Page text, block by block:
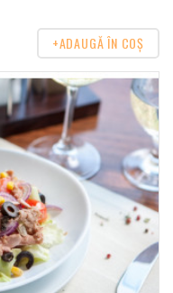
+ADAUGĂ ÎN COŞ